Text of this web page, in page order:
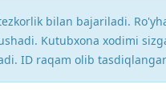
bilan bajariladi.
Kutubxona xodimi
ID raqam olib